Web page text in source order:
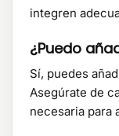
integren
¿Puedo
Sí, puedes
Asegúrate de
necesaria para